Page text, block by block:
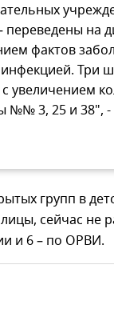
переведены на
фактов
Три
увеличением
3, 25 и 38", -
групп в
сейчас не
и 6 – по ОРВИ.